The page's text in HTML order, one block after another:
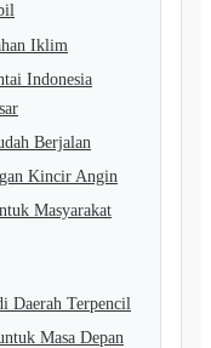
Iklim
Indonesia
Berjalan
Kincir Angin
Masyarakat
Daerah Terpencil
Masa Depan